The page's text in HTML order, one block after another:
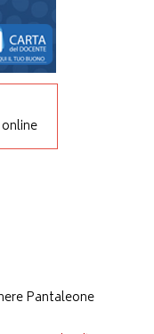
Pantaleone